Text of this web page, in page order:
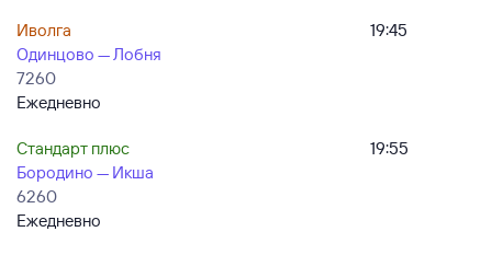
Иволга
Одинцово — Лобня
7260
Ежедневно
19:45
Стандарт плюс
Бородино — Икша
6260
Ежедневно
19:55